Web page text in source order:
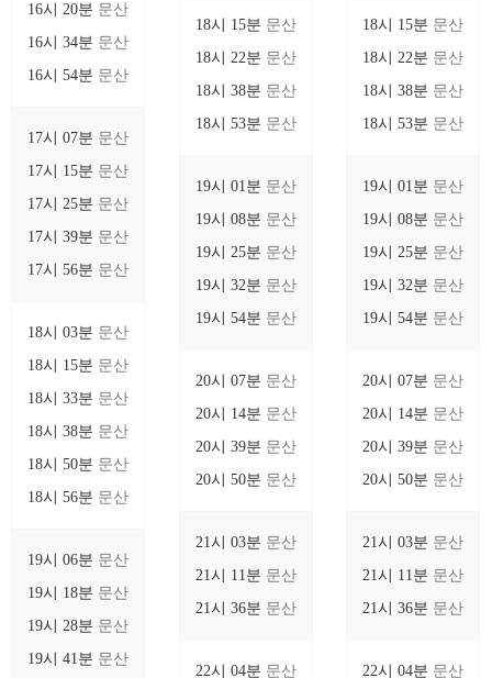
16시 20분 문산
16시 34분 문산
16시 54분 문산
17시 07분 문산
17시 15분 문산
17시 25분 문산
17시 39분 문산
17시 56분 문산
18시 03분 문산
18시 15분 문산
18시 33분 문산
18시 38분 문산
18시 50분 문산
18시 56분 문산
19시 06분 문산
19시 18분 문산
19시 28분 문산
19시 41분 문산
18시 15분 문산
18시 22분 문산
18시 38분 문산
18시 53분 문산
19시 01분 문산
19시 08분 문산
19시 25분 문산
19시 32분 문산
19시 54분 문산
20시 07분 문산
20시 14분 문산
20시 39분 문산
20시 50분 문산
21시 03분 문산
21시 11분 문산
21시 36분 문산
22시 04분 문산
18시 15분 문산
18시 22분 문산
18시 38분 문산
18시 53분 문산
19시 01분 문산
19시 08분 문산
19시 25분 문산
19시 32분 문산
19시 54분 문산
20시 07분 문산
20시 14분 문산
20시 39분 문산
20시 50분 문산
21시 03분 문산
21시 11분 문산
21시 36분 문산
22시 04분 문산